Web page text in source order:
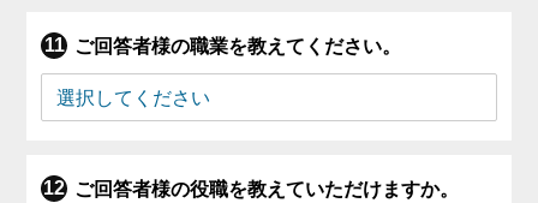
ご回答者様の職業を教えてください。
ご回答者様の役職を教えていただけますか。